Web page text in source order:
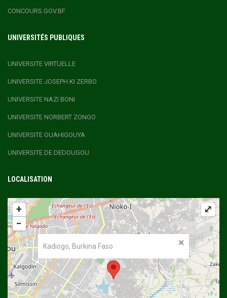
CONCOURS.GOV.BF
UNIVERSITÉS PUBLIQUES
UNIVERSITE VIRTUELLE
UNIVERSITE JOSEPH KI ZERBO
UNIVERSITE NAZI BONI
UNIVERSITE NORBERT ZONGO
UNIVERSITE OUAHIGOUYA
UNIVERSITE DE DEDOUGOU
LOCALISATION
Kadiogo, Burkina Faso
+
−
⤢